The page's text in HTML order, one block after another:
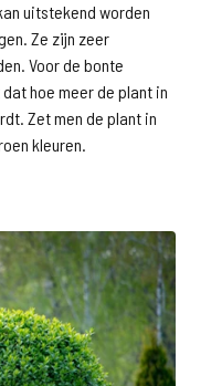
uitstekend worden
Ze zijn zeer
Voor de bonte
hoe meer de plant in
Zet men de plant in
kleuren.